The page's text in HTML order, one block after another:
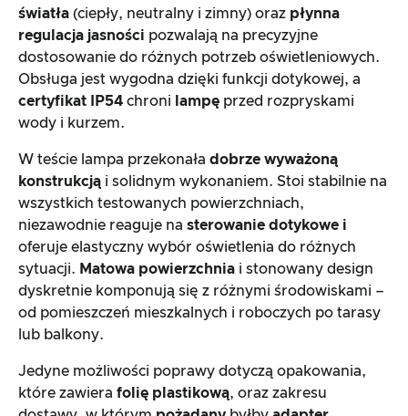
światła (ciepły, neutralny i zimny) oraz płynna
regulacja jasności pozwalają na precyzyjne
dostosowanie do różnych potrzeb oświetleniowych.
Obsługa jest wygodna dzięki funkcji dotykowej, a
certyfikat IP54 chroni lampę przed rozpryskami
wody i kurzem.
W teście lampa przekonała dobrze wyważoną
konstrukcją i solidnym wykonaniem. Stoi stabilnie na
wszystkich testowanych powierzchniach,
niezawodnie reaguje na sterowanie dotykowe i
oferuje elastyczny wybór oświetlenia do różnych
sytuacji. Matowa powierzchnia i stonowany design
dyskretnie komponują się z różnymi środowiskami –
od pomieszczeń mieszkalnych i roboczych po tarasy
lub balkony.
Jedyne możliwości poprawy dotyczą opakowania,
które zawiera folię plastikową, oraz zakresu